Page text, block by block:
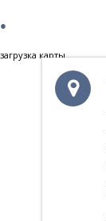
загрузка карты...